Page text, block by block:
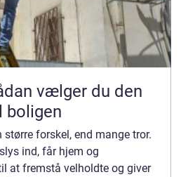
større forskel, end mange tror.
ind, får hjem og
at fremstå velholdte og giver